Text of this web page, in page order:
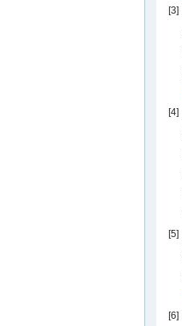
[3]
[4]
[5]
[6]